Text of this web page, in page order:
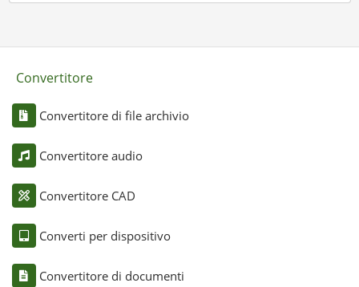
Convertitore
Convertitore di file archivio
Convertitore audio
Convertitore CAD
Converti per dispositivo
Convertitore di documenti